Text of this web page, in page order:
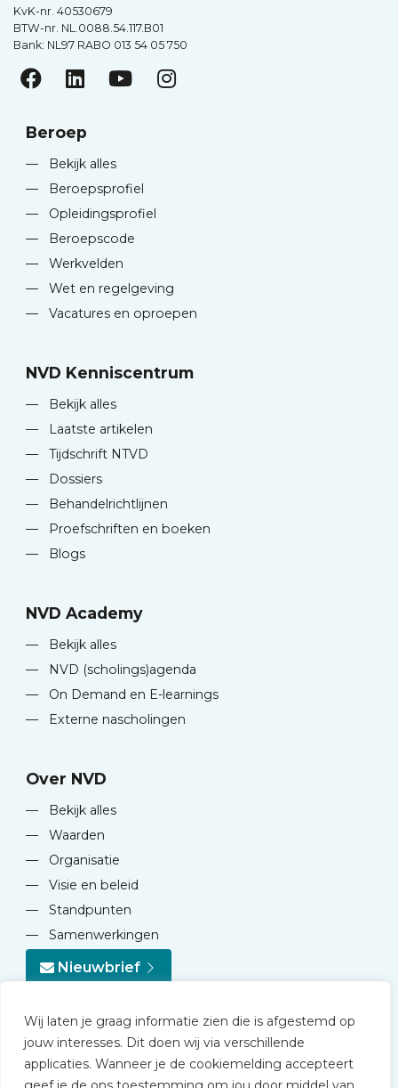
Wij laten je graag informatie zien die is afgestemd op
jouw interesses. Dit doen wij via verschillende
applicaties. Wanneer je de cookiemelding accepteert
KvK-nr. 40530679
BTW-nr. NL.0088.54.117.B01
Bank: NL97 RABO 013 54 05 750
Beroep
—
Bekijk alles
—
Beroepsprofiel
—
Opleidingsprofiel
—
Beroepscode
—
Werkvelden
—
Wet en regelgeving
—
Vacatures en oproepen
NVD Kenniscentrum
—
Bekijk alles
—
Laatste artikelen
—
Tijdschrift NTVD
—
Dossiers
—
Behandelrichtlijnen
—
Proefschriften en boeken
—
Blogs
NVD Academy
—
Bekijk alles
—
NVD (scholings)agenda
—
On Demand en E-learnings
—
Externe nascholingen
Over NVD
—
Bekijk alles
—
Waarden
—
Organisatie
—
Visie en beleid
—
Standpunten
—
Samenwerkingen
Nieuwbrief